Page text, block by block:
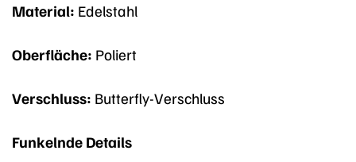
Material: Edelstahl
Oberfläche: Poliert
Verschluss: Butterfly-Verschluss
Funkelnde Details